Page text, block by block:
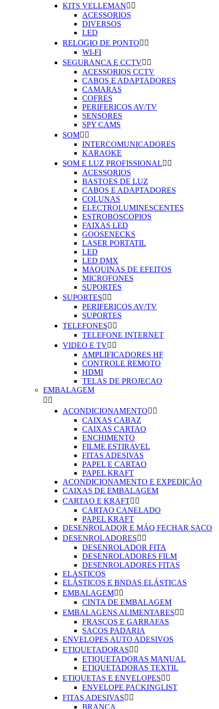
KITS VELLEMAN 
ACESSORIOS
DIVERSOS
LED
RELOGIO DE PONTO 
WI-FI
SEGURANCA E CCTV 
ACESSORIOS CCTV
CABOS E ADAPTADORES
CAMARAS
COFRES
PERIFERICOS AV/TV
SENSORES
SPY CAMS
SOM 
INTERCOMUNICADORES
KARAOKE
SOM E LUZ PROFISSIONAL 
ACESSORIOS
BASTOES DE LUZ
CABOS E ADAPTADORES
COLUNAS
ELECTROLUMINESCENTES
ESTROBOSCOPIOS
FAIXAS LED
GOOSENECKS
LASER PORTATIL
LED
LED DMX
MAQUINAS DE EFEITOS
MICROFONES
SUPORTES
SUPORTES 
PERIFERICOS AV/TV
SUPORTES
TELEFONES 
TELEFONE INTERNET
VIDEO E TV 
AMPLIFICADORES HF
CONTROLE REMOTO
HDMI
TELAS DE PROJECAO
EMBALAGEM
 
ACONDICIONAMENTO 
CAIXAS CABAZ
CAIXAS CARTAO
ENCHIMENTO
FILME ESTIRAVEL
FITAS ADESIVAS
PAPEL E CARTAO
PAPEL KRAFT
ACONDICIONAMENTO E EXPEDIÇÃO
CAIXAS DE EMBALAGEM
CARTAO E KRAFT 
CARTAO CANELADO
PAPEL KRAFT
DESENROLADOR E MÁQ FECHAR SACO
DESENROLADORES 
DESENROLADOR FITA
DESENROLADORES FILM
DESENROLADORES FITAS
ELASTICOS
ELÁSTICOS E BNDAS ELÁSTICAS
EMBALAGEM 
CINTA DE EMBALAGEM
EMBALAGENS ALIMENTARES 
FRASCOS E GARRAFAS
SACOS PADARIA
ENVELOPES AUTO ADESIVOS
ETIQUETADORAS 
ETIQUETADORAS MANUAL
ETIQUETADORAS TEXTIL
ETIQUETAS E ENVELOPES 
ENVELOPE PACKINGLIST
FITAS ADESIVAS 
BRANCA